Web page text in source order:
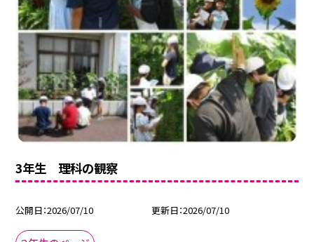
3年生 理科の観察
公開日 2026/07/10 更新日 2026/07/10